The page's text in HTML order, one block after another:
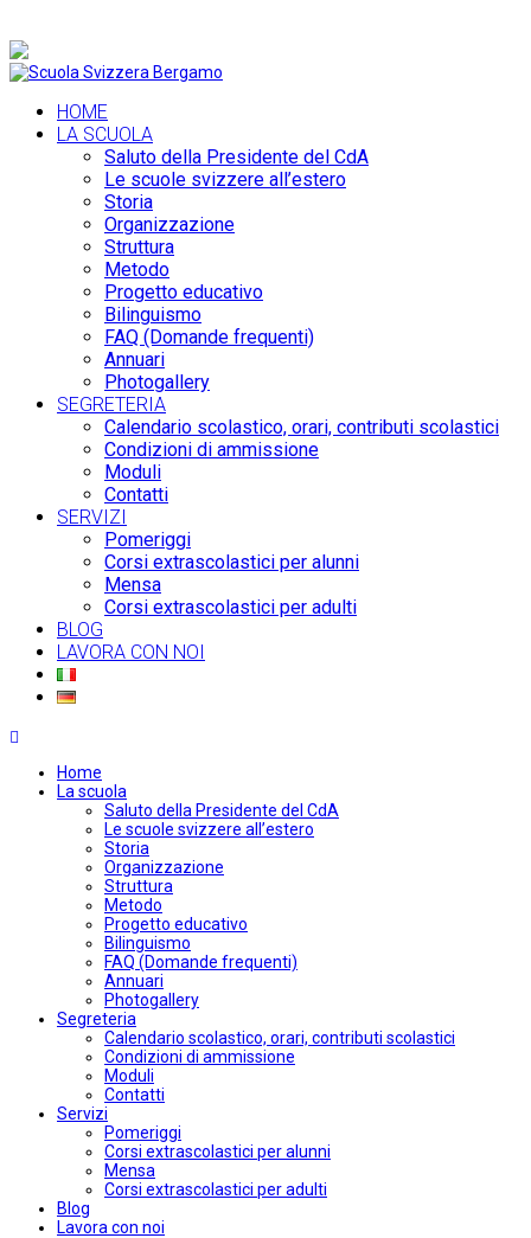
HOME
LA SCUOLA
Saluto della Presidente del CdA
Le scuole svizzere all’estero
Storia
Organizzazione
Struttura
Metodo
Progetto educativo
Bilinguismo
FAQ (Domande frequenti)
Annuari
Photogallery
SEGRETERIA
Calendario scolastico, orari, contributi scolastici
Condizioni di ammissione
Moduli
Contatti
SERVIZI
Pomeriggi
Corsi extrascolastici per alunni
Mensa
Corsi extrascolastici per adulti
BLOG
LAVORA CON NOI
Home
La scuola
Saluto della Presidente del CdA
Le scuole svizzere all’estero
Storia
Organizzazione
Struttura
Metodo
Progetto educativo
Bilinguismo
FAQ (Domande frequenti)
Annuari
Photogallery
Segreteria
Calendario scolastico, orari, contributi scolastici
Condizioni di ammissione
Moduli
Contatti
Servizi
Pomeriggi
Corsi extrascolastici per alunni
Mensa
Corsi extrascolastici per adulti
Blog
Lavora con noi